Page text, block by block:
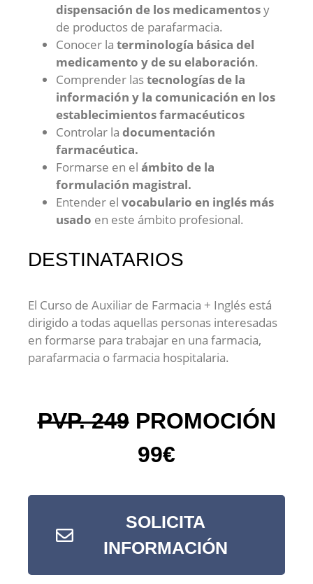
dispensación de los medicamentosy
de productos de parafarmacia.
Conocer la terminología básica del
medicamento y de su elaboración.
Comprender lastecnologías de la
información y la comunicación en los
establecimientos farmacéuticos
Controlar la documentación
farmacéutica.
Formarse en el ámbito de la
formulación magistral.
Entender el vocabulario en inglés más
usado en este ámbito profesional.
DESTINATARIOS
El Curso de Auxiliar de Farmacia + Inglés está
dirigido a todas aquellas personas interesadas
en formarse para trabajar en una farmacia,
parafarmacia o farmacia hospitalaria.
PVP. 249PROMOCIÓN
99€
SOLICITA
INFORMACIÓN